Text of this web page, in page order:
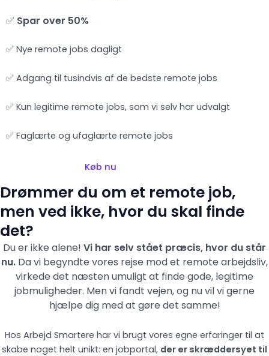
✅ Spar over 50%
✅ Nye remote jobs dagligt
✅ Adgang til tusindvis af de bedste remote jobs
✅ Kun legitime remote jobs, som vi selv har udvalgt
✅ Faglærte og ufaglærte remote jobs
Køb nu
Drømmer du om et remote job,
men ved ikke, hvor du skal finde
det?
Du er ikke alene! Vi har selv stået præcis, hvor du står
nu. Da vi begyndte vores rejse mod et remote arbejdsliv,
virkede det næsten umuligt at finde gode, legitime
jobmuligheder. Men vi fandt vejen,og nu vil vi gerne
hjælpe dig med at gøre det samme!
Hos Arbejd Smartere har vi brugt vores egne erfaringer til at
skabe noget helt unikt: en jobportal, der er skræddersyet til